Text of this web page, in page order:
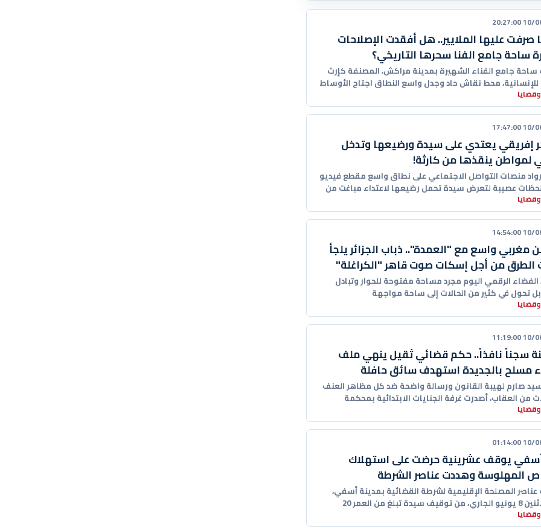
10/06/
صرفت عليها الملايير.. هل أفقدت الإصلاحات
ساحة جامع الفنا سحرها التاريخي؟
جامع الفناء الشهيرة بمدينة مراكش، المصنفة كإرث
محط نقاش حاد وجدل واسع النطاق اجتاح الأوساط
10/06/
إفريقي يعتدي على سيدة ورضيعها وتدخل
لمواطن ينقذها من كارثة!
منصات التواصل الاجتماعي على نطاق واسع مقطع فيديو
عصيبة لتعرض سيدة تحمل رضيعها لاعتداء مباغت من
10/06/
مغربي واسع مع "العمدة".. ذباب الجزائر يلجأ
الطرق من أجل إسكات صوت قاهر "الكراغلة"
الفضاء الرقمي اليوم مجرد مساحة مفتوحة للحوار وتبادل
بل تحول في كثير من الحالات إلى ساحة مواجهة
10/06/
سنة سجناً نافذاً.. حكم قضائي ثقيل ينهي ملف
مسلح بالجديدة استهدف سائق حافلة
صارم لهيبة القانون ورسالة واضحة ضد كل مظاهر العنف
من العقاب، أصدرت غرفة الجنايات الابتدائية بمحكمة
10/06/
يوقف عشرينية حرضت على استهلاك
المهلوسة وهددت عناصر الشرطة
المصلحة الإقليمية لشرطة القضائية بمدينة أسفي،
سيدة تبلغ من العمر 20